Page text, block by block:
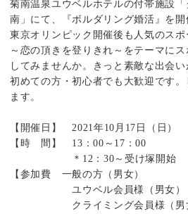
菊南温泉ユウベルホテルの付帯施設
南」にて、『ボルダリング婚活』を開
東京オリンピック開催後も人気のスポ
～恋の頂きを登りきれ～をテーマに
してみませんか。きっと素敵な出会い
初めての方・初心者でも大歓迎です
ます。
【開催日】 2021年10月17日（日）
【時 間】 13：00～17：00
＊12：30～受け塚開始
【参加費 一般の方（
ユウベル会員様（男
クライミング会員様（